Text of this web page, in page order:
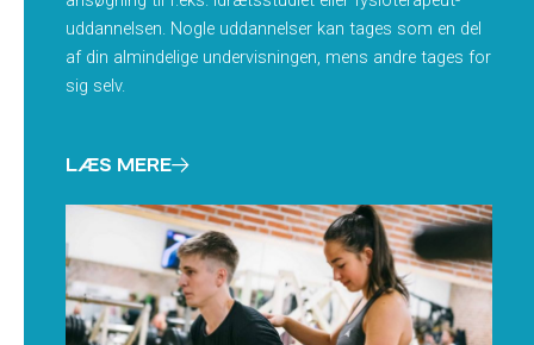
uddannelsen. Nogle uddannelser kan tages som en del
af din almindelige undervisningen, mens andre tages for
sig selv.
LÆS MERE